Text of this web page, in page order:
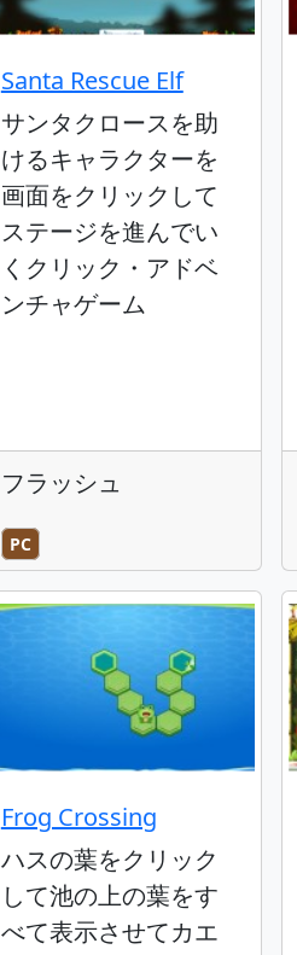
Santa Rescue Elf
サンタクロースを助
けるキャラクターを
画面をクリックして
ステージを進んでい
くクリック・アドベ
ンチャゲーム
フラッシュ
PC
Frog Crossing
ハスの葉をクリック
して池の上の葉をす
べて表示させてカエ